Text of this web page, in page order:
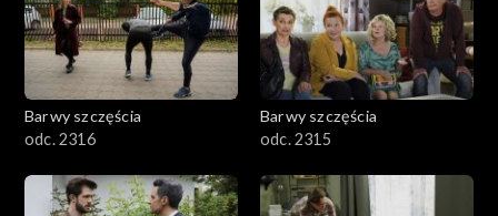
Barwy szczęścia
odc. 2316
Barwy szczęścia
odc. 2315